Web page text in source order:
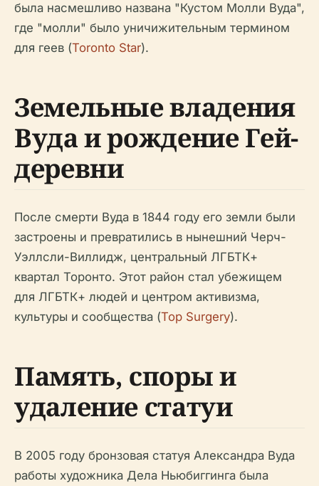
была насмешливо названа "Кустом Молли Вуда",
где "молли" было уничижительным термином
для геев (Toronto Star).
Земельные владения
Вуда и рождение Гей-
деревни
После смерти Вуда в 1844 году его земли были
застроены и превратились в нынешний Черч-
Уэллсли-Виллидж, центральный ЛГБТК+
квартал Торонто. Этот район стал убежищем
для ЛГБТК+ людей и центром активизма,
культуры и сообщества (Top Surgery).
Память, споры и
удаление статуи
В 2005 году бронзовая статуя Александра Вуда
работы художника Дела Ньюбиггинга была